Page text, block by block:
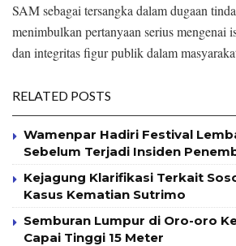
SAM sebagai tersangka dalam dugaan
menimbulkan pertanyaan serius mengenai
dan integritas figur publik dalam
RELATED POSTS
Wamenpar Hadiri Festival
Sebelum Terjadi Insiden
Kejagung Klarifikasi Terkait
Kasus Kematian Sutrimo
Semburan Lumpur di Oro-oro
Capai Tinggi 15 Meter